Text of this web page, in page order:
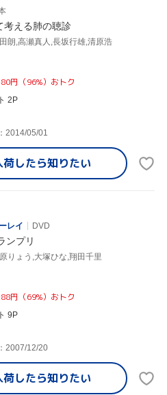
考える肺の聴診
朗,高瀬真人,長坂行雄,清原浩
円（96%）おトク
2P
2014/05/01
荷したら知りたい
レイ
DVD
ンプリ
りょう,大塚ひな,翔田千里
円（69%）おトク
9P
2007/12/20
荷したら知りたい